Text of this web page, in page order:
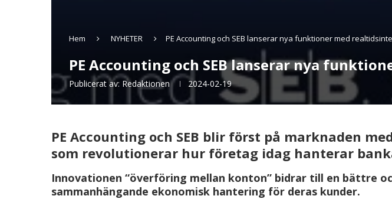
Hem NYHETER PE Accounting och SEB lanserar nya funktioner med
PE Accounting och SEB lanserar nya
Publicerat av: Redaktionen 2024-02-19
PE Accounting och SEB blir först på marknaden
som revolutionerar hur företag idag hanterar
Innovationen “överföring mellan konton” bidrar till en bättre
sammanhängande ekonomisk hantering för deras kunder.